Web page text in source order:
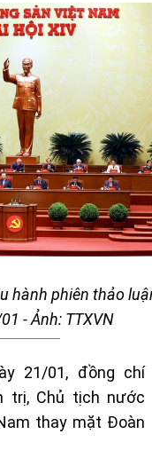
hành phiên thảo
- Ảnh: TTXVN
21/01, đồng chí
trị, Chủ tịch nước
thay mặt Đoàn